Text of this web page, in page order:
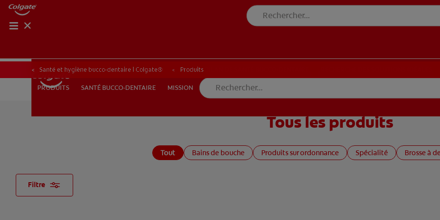
PRODUITS SANTÉ BUCCO-DENTAIRE
PRODUITS SANTÉ BUCCO-DENTAIRE MISSION
Santé et hygiène bucco-dentaire | Colgate® Produits
Tous les produits
Tout Bains de bouche Produits sur ordonnance Spécialité Brosse à
Filtre